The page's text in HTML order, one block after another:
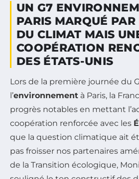
UN G7
PARIS MARQUÉ PAR
DU CLIMAT MAIS
COOPÉRATION
DES ÉTATS-UNIS
Lors de la première journée du
l’environnement à Paris, la
progrès notables en mettant
coopération renforcée avec les
que la question climatique ait
pas froisser nos partenaires
de la Transition écologique,